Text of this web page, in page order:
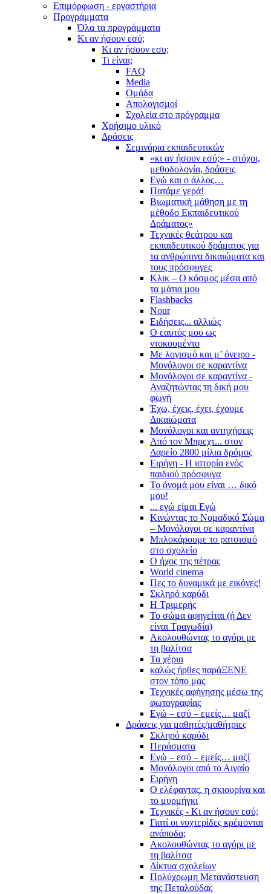
Επιμόρφωση - εργαστήρια
Προγράμματα
Όλα τα προγράμματα
Κι αν ήσουν εσύ;
Κι αν ήσουν εσυ;
Τι είναι;
FAQ
Media
Ομάδα
Απολογισμοί
Σχολεία στο πρόγραμμα
Χρήσιμο υλικό
Δράσεις
Σεμινάρια εκπαιδευτικών
«κι αν ήσουν εσύ;» - στόχοι,
μεθοδολογία, δράσεις
Εγώ και ο άλλος…
Πατάμε γερά!
Βιωματική μάθηση με τη
μέθοδο Εκπαιδευτικού
Δράματος»
Τεχνικές θεάτρου και
εκπαιδευτικού δράματος για
τα ανθρώπινα δικαιώματα και
τους πρόσφυγες
Κλικ – Ο κόσμος μέσα από
τα μάτια μου
Flashbacks
Nour
Ειδήσεις... αλλιώς
Ο εαυτός μου ως
ντοκουμέντο
Με λογισμό και μ’ όνειρο -
Μονόλογοι σε καραντίνα
Μονόλογοι σε καραντίνα -
Αναζητώντας τη δική μου
φωνή
Έχω, έχεις, έχει, έχουμε
Δικαιώματα
Μονόλογοι και αντηχήσεις
Από τον Μπρεχτ... στον
Δαρείο 2800 μίλια δρόμος
Ειρήνη - Η ιστορία ενός
παιδιού πρόσφυγα
Το όνομά μου είναι … δικό
μου!
... εγώ είμαι Εγώ
Κινώντας το Νομαδικό Σώμα
– Μονόλογοι σε καραντίνα
Μπλοκάρουμε το ρατσισμό
στο σχολείο
Ο ήχος της πέτρας
World cinema
Πες το δυναμικά με εικόνες!
Σκληρό καρύδι
Η Τριμερής
Το σώμα αφηγείται (ή Δεν
είναι Τραγωδία)
Ακολουθώντας το αγόρι με
τη βαλίτσα
Τα χέρια
καλώς ήρθες παράΞΕΝΕ
στον τόπο μας
Τεχνικές αφήγησης μέσω της
φωτογραφίας
Εγώ – εσύ – εμείς… μαζί
Δράσεις για μαθητές/μαθήτριες
Σκληρό καρύδι
Περάσματα
Εγώ – εσύ – εμείς… μαζί
Μονόλογοι από το Αιγαίο
Ειρήνη
Ο ελέφαντας, η σκιουρίνα και
το μυρμήγκι
Τεχνικές - Κι αν ήσουν εσύ;
Γιατί οι νυχτερίδες κρέμονται
ανάποδα;
Ακολουθώντας το αγόρι με
τη βαλίτσα
Δίκτυα σχολείων
Πολύχρωμη Μετανάστευση
της Πεταλούδας